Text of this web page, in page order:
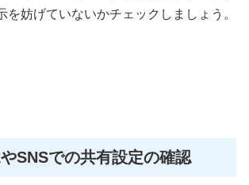
を妨げていないかチェックしましょう。
SNSでの共有設定の確認